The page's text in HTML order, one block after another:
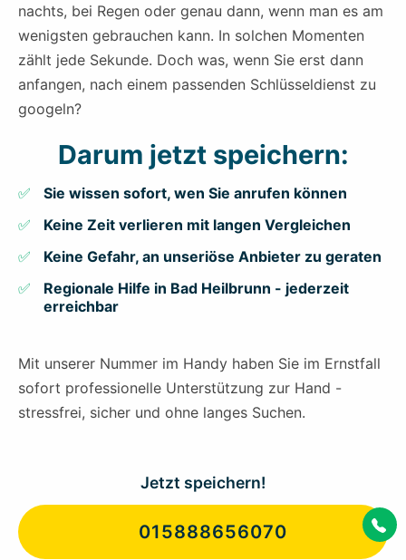
nachts, bei Regen oder genau dann, wenn man es am
wenigsten gebrauchen kann. In solchen Momenten
zählt jede Sekunde. Doch was, wenn Sie erst dann
anfangen, nach einem passenden Schlüsseldienst zu
googeln?
Darum jetzt speichern:
Sie wissen sofort, wen Sie anrufen können
Keine Zeit verlieren mit langen Vergleichen
Keine Gefahr, an unseriöse Anbieter zu geraten
Regionale Hilfe in Bad Heilbrunn - jederzeit
erreichbar
Mit unserer Nummer im Handy haben Sie im Ernstfall
sofort professionelle Unterstützung zur Hand -
stressfrei, sicher und ohne langes Suchen.
Jetzt speichern!
015888656070